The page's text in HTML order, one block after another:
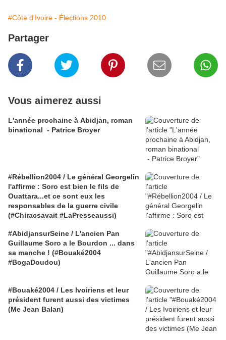
#Côte d'Ivoire - Élections 2010
Partager
Vous aimerez aussi
L'année prochaine à Abidjan, roman
binational - Patrice Broyer
#Rébellion2004 / Le général Georgelin
l'affirme : Soro est bien le fils de
Ouattara...et ce sont eux les
responsables de la guerre civile
(#Chiracsavait #LaPresseaussi)
#AbidjansurSeine / L'ancien Pan
Guillaume Soro a le Bourdon ... dans
sa manche ! (#Bouaké2004
#BogaDoudou)
#Bouaké2004 / Les Ivoiriens et leur
président furent aussi des victimes
(Me Jean Balan)